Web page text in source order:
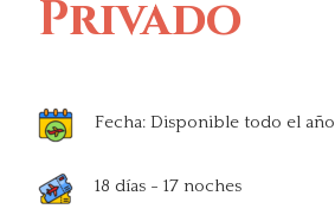
Privado
Fecha: Disponible todo el año
18 días - 17 noches